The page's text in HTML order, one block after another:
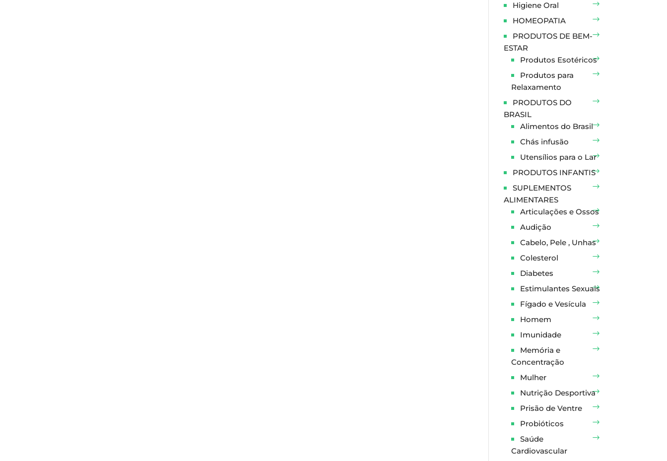
Higiene Oral
HOMEOPATIA
PRODUTOS DE BEM-
ESTAR
Produtos Esotéricos
Produtos para
Relaxamento
PRODUTOS DO
BRASIL
Alimentos do Brasil
Chás infusão
Utensílios para o Lar
PRODUTOS INFANTIS
SUPLEMENTOS
ALIMENTARES
Articulações e Ossos
Audição
Cabelo, Pele , Unhas
Colesterol
Diabetes
Estimulantes Sexuais
Fígado e Vesícula
Homem
Imunidade
Memória e
Concentração
Mulher
Nutrição Desportiva
Prisão de Ventre
Probióticos
Saúde
Cardiovascular